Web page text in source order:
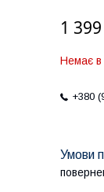
1
Немає в
+380